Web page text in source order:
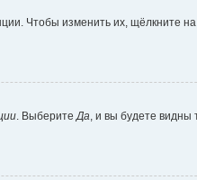
Чтобы изменить их, щёлкните
. Выберите Да , и вы будете